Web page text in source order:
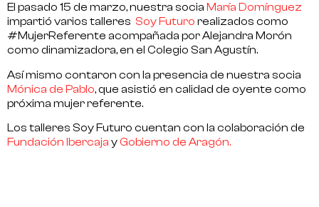
El pasado 15 de marzo, nuestra socia María Domínguez
impartió varios talleres Soy Futuro realizados como
#MujerReferente acompañada por Alejandra Morón
como dinamizadora, en el Colegio San Agustín.
Así mismo contaron con la presencia de nuestra socia
Mónica de Pablo, que asistió en calidad de oyente como
próxima mujer referente.
Los talleres Soy Futuro cuentan con la colaboración de
Fundación Ibercaja yGobierno de Aragón.